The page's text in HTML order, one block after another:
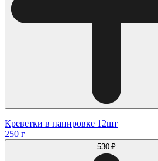
Креветки в панировке 12шт
250 г
530 ₽